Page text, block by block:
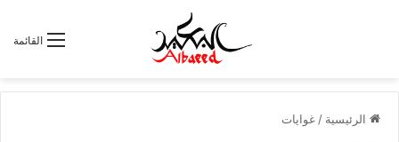
القائمة
الرئيسية / غوايات